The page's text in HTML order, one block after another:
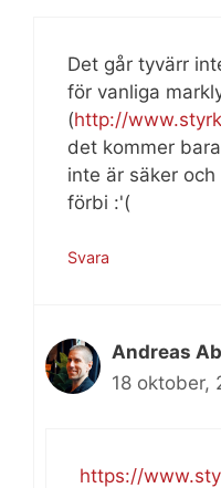
Det går tyvärr
för vanliga
(http://
det kommer
inte är säker
förbi :'(
Svara
Andreas
18 oktober,
https://